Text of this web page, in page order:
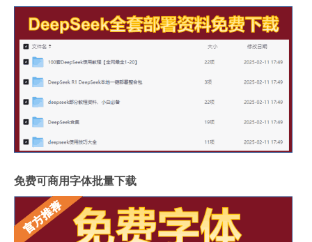
免费可商用字体批量下载